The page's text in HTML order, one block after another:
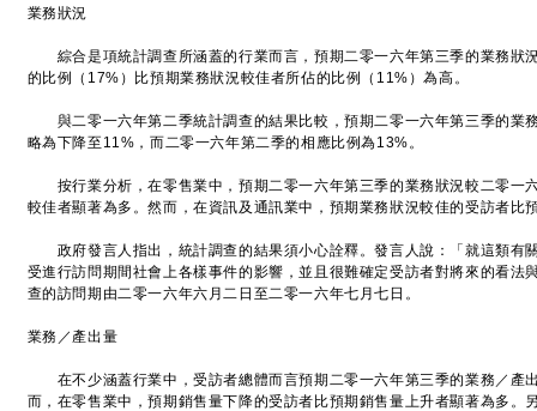
業務狀況
綜合是項統計調查所涵蓋的行業而言，預期二零一六年第三季的業務狀
的比例（17%）比預期業務狀況較佳者所佔的比例（11%）為高。
與二零一六年第二季統計調查的結果比較，預期二零一六年第三季的業
略為下降至11%，而二零一六年第二季的相應比例為13%。
按行業分析，在零售業中，預期二零一六年第三季的業務狀況較二零一
較佳者顯著為多。然而，在資訊及通訊業中，預期業務狀況較佳的受訪者比
政府發言人指出，統計調查的結果須小心詮釋。發言人說：「就這類有
受進行訪問期間社會上各樣事件的影響，並且很難確定受訪者對將來的看法
查的訪問期由二零一六年六月二日至二零一六年七月七日。
業務／產出量
在不少涵蓋行業中，受訪者總體而言預期二零一六年第三季的業務／產
而，在零售業中，預期銷售量下降的受訪者比預期銷售量上升者顯著為多。